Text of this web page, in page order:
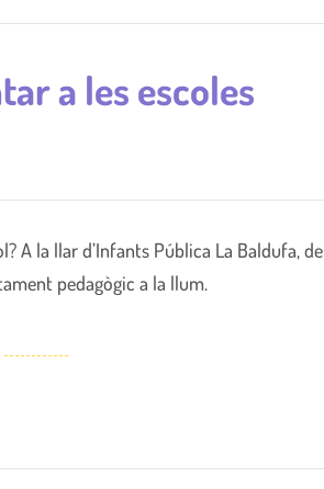
a les escoles
A la llar d’Infants Pública La Baldufa, de
pedagògic a la llum.